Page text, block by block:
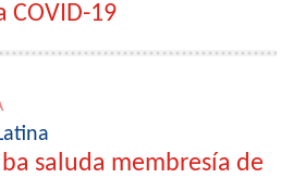
COVID-19
saluda membresía de